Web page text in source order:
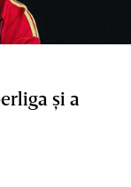
şi a